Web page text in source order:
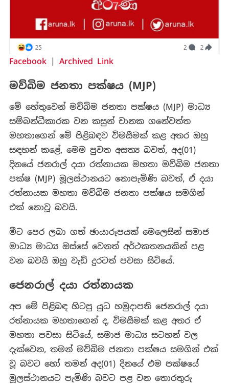
Facebook| Archived Link
මව්බිම ජනතා පක්ෂය (MJP)
මේ හේතුවෙන් මව්බිම ජනතා පක්ෂය (MJP) මාධ්‍ය
සම්බන්ධීකාරක වන කසුන් චානක ගනේවත්ත
මහතාගෙන් මේ පිළිබඳව විමසීමක් කළ අතර ඔහු
සඳහන් කළේ, මෙම පුවත අසත්‍ය බවත්, අද(01)
දිනයේ ජනරාල් දයා රත්නායක මහතා මව්බිම ජනතා
පක්ෂ (MJP) මූලස්ථානයට නොපැමිණි බවත්, ඒ දයා
රත්නායක මහතා මව්බිම ජනතා පක්ෂය සමගින්
එක් නොවූ බවයි.
මීට පෙර ලබා ගත් ඡායාරූපයක් මෙලෙසින් සමාජ
මාධ්‍ය මාධ්‍ය ඔස්සේ වෙනත් අර්ථකතනයකින් පළ
වන බවයි ඔහු වැඩි දුරටත් පවසා සිටියේ.
ජෙනරාල් දයා රත්නායක
අප මේ පිළිබඳ හිටපු යුධ හමුදාපති ජෙනරාල් දයා
රත්නායක මහතාගෙන් ද, විමසීමක් කළ අතර ඒ
මහතා පවසා සිටියේ, සමාජ මාධ්‍ය සටහන් වල
දැක්වෙන, තමන් මව්බිම ජනතා පක්ෂය සමගින් එක්
වූ බවට හෝ තමන් අද(01) දිනයේ එම පක්ෂයේ
මූලස්ථානයට පැමිණි බවට පළ වන තොරතුරු